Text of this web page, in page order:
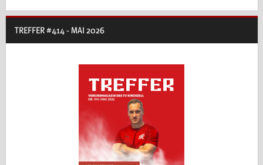
TREFFER #414 - MAI 2026